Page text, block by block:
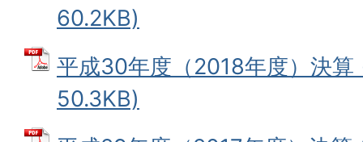
60.2KB)
平成30年度（2018年度）決算
50.3KB)